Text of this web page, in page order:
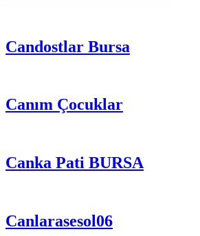
Candostlar Bursa
Canım Çocuklar
Canka Pati BURSA
Canlarasesol06